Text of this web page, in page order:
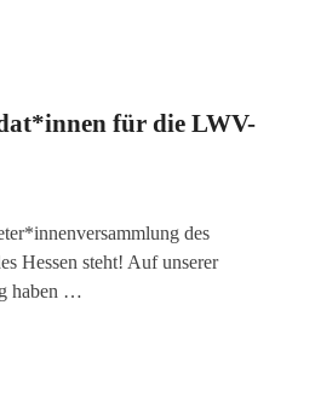
für die LWV-
des
Hessen steht! Auf unserer
haben …